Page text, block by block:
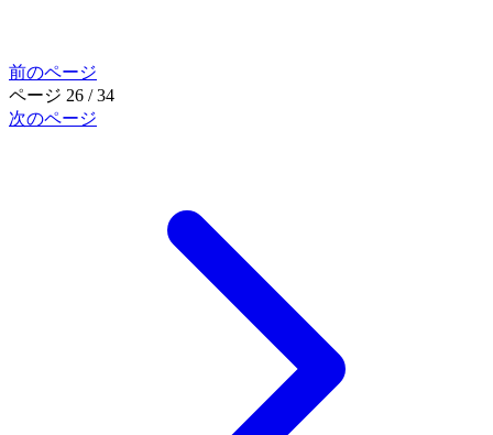
前のページ
ページ 26 / 34
次のページ